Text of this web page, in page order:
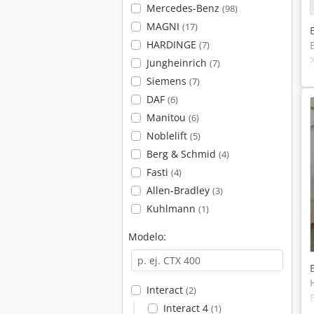
Mercedes-Benz (98)
MAGNI (17)
HARDINGE (7)
Jungheinrich (7)
Siemens (7)
DAF (6)
Manitou (6)
Noblelift (5)
Berg & Schmid (4)
Fasti (4)
Allen-Bradley (3)
Kuhlmann (1)
Modelo:
Interact (2)
Interact 4 (1)